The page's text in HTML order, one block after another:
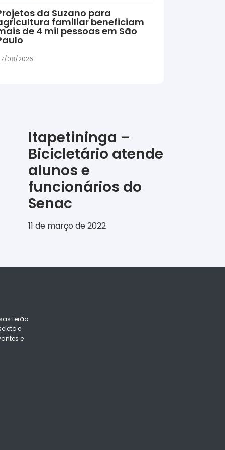
da Suzano para
familiar beneficiam
de 4 mil pessoas em São
08/2026
Itapetininga –
Bicicletário atende
alunos e
funcionários do
Senac
11 de março de 2022
terão
e
e